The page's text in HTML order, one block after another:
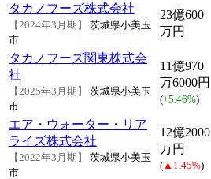
タカノフーズ株式会社
【2024年3月期】
茨城県小美玉
市
23億600
万円
タカノフーズ関東株式会
社
【2025年3月期】
茨城県小美玉
市
11億970
万6000円
(+5.46%)
エア・ウォーター・リア
ライズ株式会社
【2022年3月期】
茨城県小美玉
市
12億2000
万円
( ▲1.45%)